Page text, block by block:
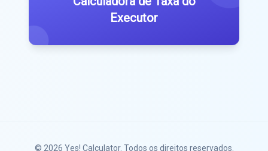
Executor
© 2026 Yes! Calculator. Todos os direitos reservados.